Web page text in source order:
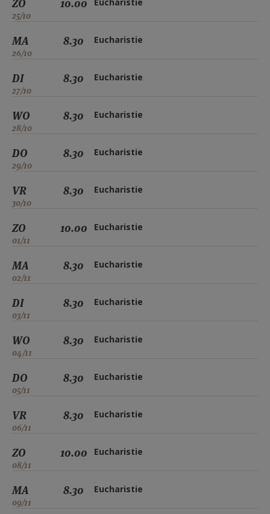
ZO
25/10
10.00
MA
26/10
8.30 Eucharistie
DI
27/10
8.30 Eucharistie
WO
28/10
8.30 Eucharistie
DO
29/10
8.30 Eucharistie
VR
30/10
8.30 Eucharistie
ZO
01/11
10.00 Eucharistie
MA
02/11
8.30 Eucharistie
DI
03/11
8.30 Eucharistie
WO
04/11
8.30 Eucharistie
DO
05/11
8.30 Eucharistie
VR
06/11
8.30 Eucharistie
ZO
08/11
10.00 Eucharistie
MA
09/11
8.30 Eucharistie